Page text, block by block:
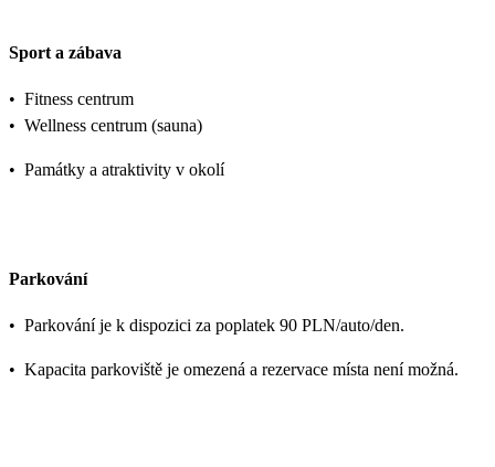
Sport a zábava
• Fitness centrum
• Wellness centrum (sauna)
• Památky a atraktivity v okolí
Parkování
• Parkování je k dispozici za poplatek 90 PLN/auto/den.
• Kapacita parkoviště je omezená a rezervace místa není možná.